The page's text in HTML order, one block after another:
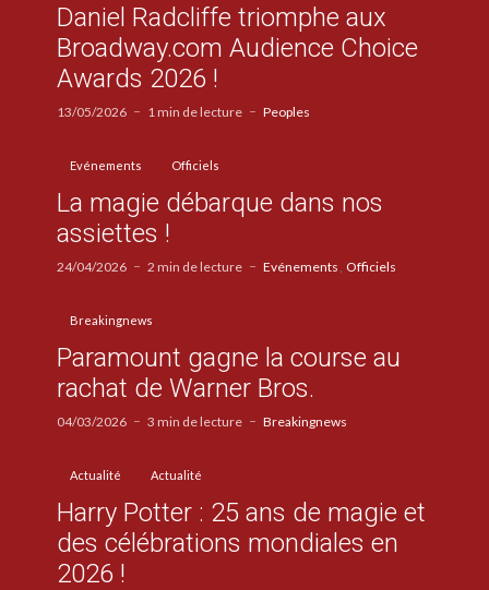
Daniel Radcliffe triomphe aux
Broadway.com Audience Choice
Awards 2026 !
13/05/2026 1 min de lecture Peoples
Evénements Officiels
La magie débarque dans nos
assiettes !
24/04/2026 2 min de lecture Evénements Officiels
Breakingnews
Paramount gagne la course au
rachat de Warner Bros.
04/03/2026 3 min de lecture Breakingnews
Actualité Actualité
Harry Potter : 25 ans de magie et
des célébrations mondiales en
2026 !